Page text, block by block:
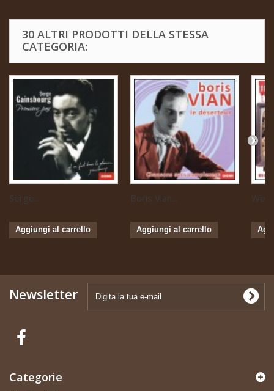
30 ALTRI PRODOTTI DELLA STESSA
CATEGORIA:
Serge...
Aggiungi al carrello
Boris Vian...
Aggiungi al carrello
Newsletter
Categorie